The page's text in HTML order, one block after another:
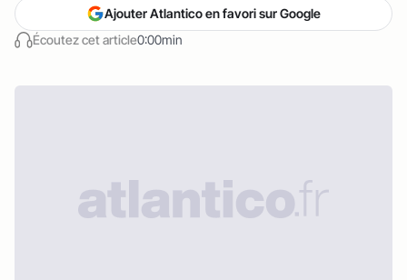
Écoutez cet article0:00min
Ajouter Atlantico en favori sur Google